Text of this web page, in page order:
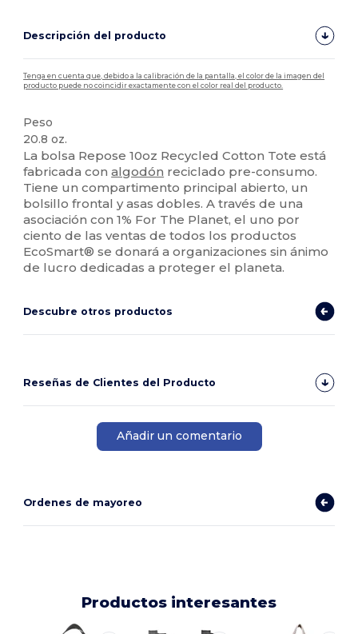
Descripción del producto
Tenga en cuenta que, debido a la calibración de la pantalla, el color de la imagen del
producto puede no coincidir exactamente con el color real del producto.
Peso
20.8 oz.
La bolsa Repose 10oz Recycled Cotton Tote está
fabricada conalgodón reciclado pre-consumo.
Tiene un compartimento principal abierto, un
bolsillo frontal y asas dobles. A través de una
asociación con 1% For The Planet, el uno por
ciento de las ventas de todos los productos
EcoSmart® se donará a organizaciones sin ánimo
de lucro dedicadas a proteger el planeta.
Descubre otros productos
Reseñas de Clientes del Producto
Añadir un comentario
Ordenes de mayoreo
Productos interesantes